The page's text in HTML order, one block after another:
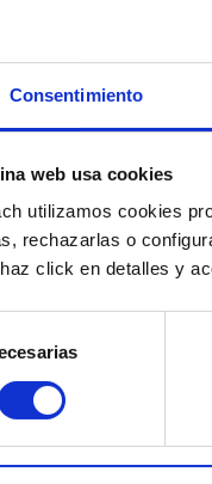
Consentimiento
web usa cookies
utilizamos cookies
rechazarlas o
click en detalles y
|
en un contact
mejorarlo